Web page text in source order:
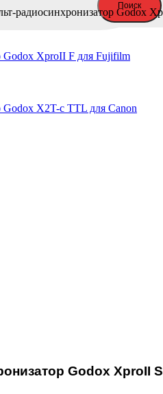
Поиск
радиосинхронизатор Godox
Godox XproII F для Fujifilm
Godox X2T-c TTL для Canon
Godox XproII